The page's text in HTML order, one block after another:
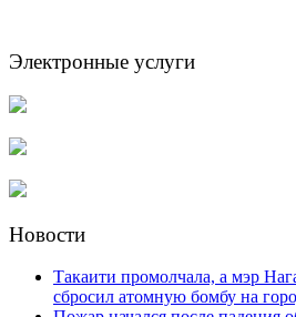
Электронные услуги
Новости
Такаити промолчала, а мэр
сбросил атомную бомбу на